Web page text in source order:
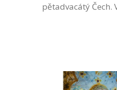
pětadvacátý Čech.
život neví, nemoc
Pokud ale